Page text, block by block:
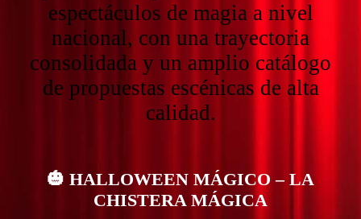
espectáculos de magia a nivel
nacional, con una trayectoria
consolidada y un amplio catálogo
de propuestas escénicas de alta
calidad.
🎃 HALLOWEEN MÁGICO – LA
CHISTERA MÁGICA